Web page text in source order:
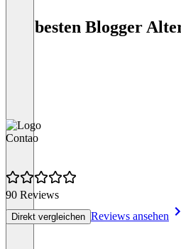
Die besten Blogger
Contao
90 Reviews
Direkt vergleichen Reviews ansehen